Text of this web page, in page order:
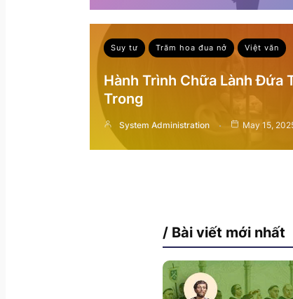
Suy tư Trăm hoa đua nở Việt văn
Hành Trình Chữa Lành Đứa
Trong
System Administration May 15,
/ Bài viết mới nhất